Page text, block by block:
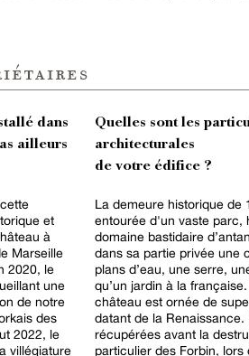
dans
ailleurs
et
à
Marseille
2020, le
une
de notre
des
2022, le
villégiature
Quelles sont les
architecturales
de votre édifice ?
La demeure historique de
entourée d'un vaste parc,
domaine bastidaire
dans sa partie privée une
plans d’eau, une serre,
qu’un jardin à la
château est ornée de
datant de la Renaissance.
récupérées avant la
particulier des Forbin,